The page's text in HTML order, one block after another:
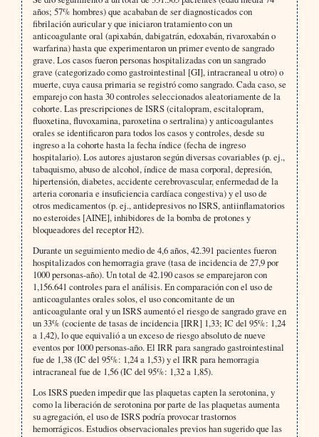
años; 57% hombres) que acababan de ser diagnosticados con
fibrilación auricular y que iniciaron tratamiento con un
anticoagulante oral (apixabán, dabigatrán, edoxabán, rivaroxabán o
warfarina) hasta que experimentaron un primer evento de sangrado
grave. Los casos fueron personas hospitalizadas con un sangrado
grave (categorizado como gastrointestinal [GI], intracraneal u otro) o
muerte, cuya causa primaria se registró como sangrado. Cada caso, se
emparejo con hasta 30 controles seleccionados aleatoriamente de la
cohorte. Las prescripciones de ISRS (citalopram, escitalopram,
fluoxetina, fluvoxamina, paroxetina o sertralina) y anticoagulantes
orales se identificaron para todos los casos y controles, desde su
ingreso a la cohorte hasta la fecha índice (fecha de ingreso
hospitalario). Los autores ajustaron según diversas covariables (p. ej.,
tabaquismo, abuso de alcohol, índice de masa corporal, depresión,
hipertensión, diabetes, accidente cerebrovascular, enfermedad de la
arteria coronaria e insuficiencia cardíaca congestiva) y el uso de
otros medicamentos (p. ej., antidepresivos no ISRS, antiinflamatorios
no esteroides [AINE], inhibidores de la bomba de protones y
bloqueadores del receptor H2).
Durante un seguimiento medio de 4,6 años, 42.391 pacientes fueron
hospitalizados con hemorragia grave (tasa de incidencia de 27,9 por
1000 personas-año). Un total de 42.190 casos se emparejaron con
1,156.641 controles para el análisis. En comparación con el uso de
anticoagulantes orales solos, el uso concomitante de un
anticoagulante oral y un ISRS aumentó el riesgo de sangrado grave en
un 33% (cociente de tasas de incidencia [IRR] 1,33; IC del 95%: 1,24
a 1,42), lo que equivalió a un exceso de riesgo absoluto de nueve
eventos por 1000 personas-año. El IRR para sangrado gastrointestinal
fue de 1,38 (IC del 95%: 1,24 a 1,53) y el IRR para hemorragia
intracraneal fue de 1,56 (IC del 95%: 1,32 a 1,85).
Los ISRS pueden impedir que las plaquetas capten la serotonina, y
como la liberación de serotonina por parte de las plaquetas aumenta
su agregación, el uso de ISRS podría provocar trastornos
hemorrágicos. Estudios observacionales previos han sugerido que las